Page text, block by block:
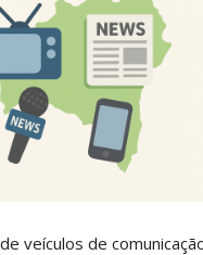
veículos de